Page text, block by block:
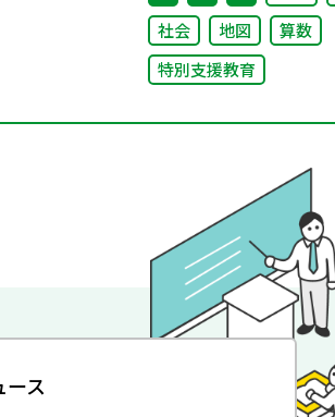
社会
地図
算数
特別支援教育
ース